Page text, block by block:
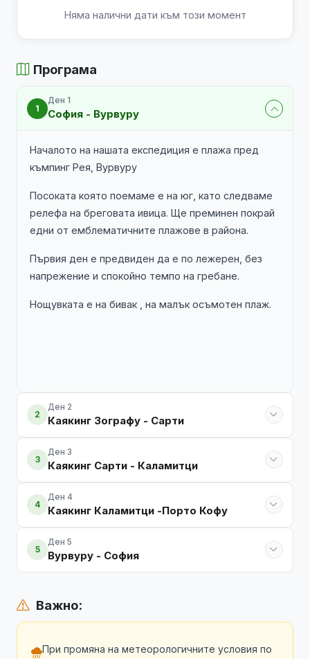
Няма налични дати към този момент
Програма
1
Ден 1
София - Вурвуру
Началото на нашата експедиция е плажа пред
къмпинг Рея, Вурвуру
Посоката която поемаме е на юг, като следваме
релефа на бреговата ивица. Ще преминен покрай
едни от емблематичните плажове в района.
Първия ден е предвиден да е по лежерен, без
напрежение и спокойно темпо на гребане.
Нощувката е на бивак , на малък осъмотен плаж.
2
Ден 2
Каякинг Зографу - Сарти
3
Ден 3
Каякинг Сарти - Каламитци
4
Ден 4
Каякинг Каламитци -Порто Кофу
5
Ден 5
Вурвуру - София
Важно:
При промяна на метеорологичните условия по